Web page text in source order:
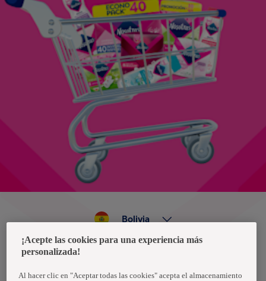
Política de privacidad de datos
Bolivia
¡Acepte las cookies para una experiencia más
personalizada!
Al hacer clic en "Aceptar todas las cookies" acepta el almacenamiento